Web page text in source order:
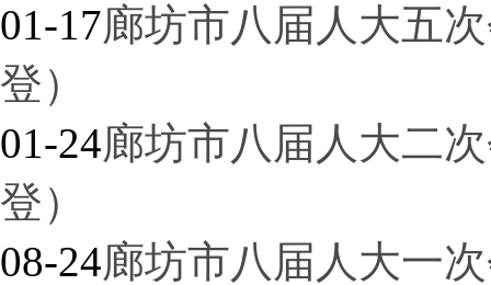
01-17廊坊市八届人大五
登）
01-24廊坊市八届人大二
登）
08-24廊坊市八届人大一